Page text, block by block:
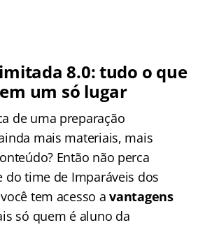
8.0: tudo o que
um só lugar
de uma preparação
mais materiais, mais
Então não perca
do time de Imparáveis dos
tem acesso avantagens
só quem é aluno da